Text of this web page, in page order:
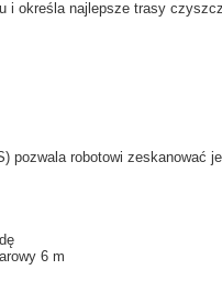
i określa najlepsze trasy
) pozwala robotowi zeskanować
6 m